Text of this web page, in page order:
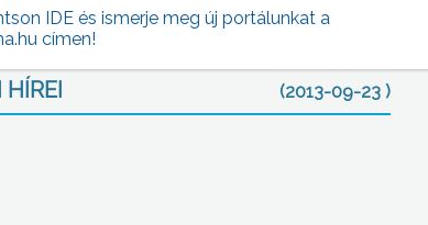
(2013-09-23 )
IDE és ismerje meg új portálunkat a
címen!